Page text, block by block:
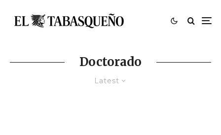
Doctorado
Latest